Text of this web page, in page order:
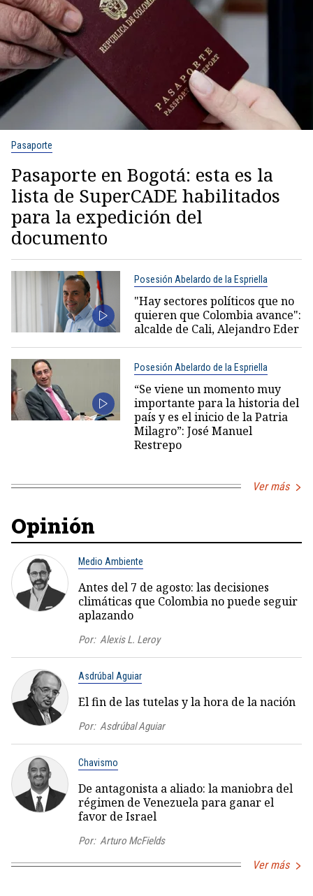
Pasaporte
Pasaporte en Bogotá: esta es la
lista de SuperCADE habilitados
para la expedición del
documento
Posesión Abelardo de la Espriella
"Hay sectores políticos que no
quieren que Colombia avance":
alcalde de Cali, Alejandro Eder
Posesión Abelardo de la Espriella
“Se viene un momento muy
importante para la historia del
país y es el inicio de la Patria
Milagro”: José Manuel
Restrepo
Ver más
Opinión
Medio Ambiente
Antes del 7 de agosto: las decisiones
climáticas que Colombia no puede seguir
aplazando
Por: Alexis L. Leroy
Asdrúbal Aguiar
El fin de las tutelas y la hora de la nación
Por: Asdrúbal Aguiar
Chavismo
De antagonista a aliado: la maniobra del
régimen de Venezuela para ganar el
favor de Israel
Por: Arturo McFields
Ver más